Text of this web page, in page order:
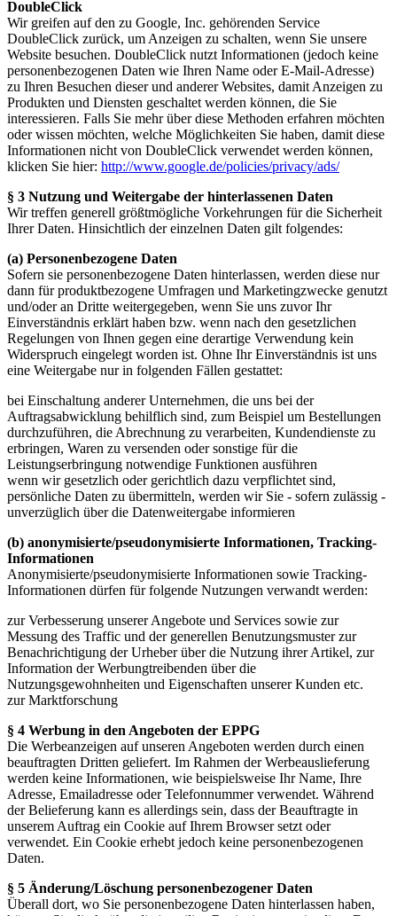
DoubleClick
Wir greifen auf den zu Google, Inc. gehörenden Service
DoubleClick zurück, um Anzeigen zu schalten, wenn Sie unsere
Website besuchen. DoubleClick nutzt Informationen (jedoch keine
personenbezogenen Daten wie Ihren Name oder E-Mail-Adresse)
zu Ihren Besuchen dieser und anderer Websites, damit Anzeigen zu
Produkten und Diensten geschaltet werden können, die Sie
interessieren. Falls Sie mehr über diese Methoden erfahren möchten
oder wissen möchten, welche Möglichkeiten Sie haben, damit diese
Informationen nicht von DoubleClick verwendet werden können,
klicken Sie hier: http://www.google.de/policies/privacy/ads/
§ 3 Nutzung und Weitergabe der hinterlassenen Daten
Wir treffen generell größtmögliche Vorkehrungen für die Sicherheit
Ihrer Daten. Hinsichtlich der einzelnen Daten gilt folgendes:
(a) Personenbezogene Daten
Sofern sie personenbezogene Daten hinterlassen, werden diese nur
dann für produktbezogene Umfragen und Marketingzwecke genutzt
und/oder an Dritte weitergegeben, wenn Sie uns zuvor Ihr
Einverständnis erklärt haben bzw. wenn nach den gesetzlichen
Regelungen von Ihnen gegen eine derartige Verwendung kein
Widerspruch eingelegt worden ist. Ohne Ihr Einverständnis ist uns
eine Weitergabe nur in folgenden Fällen gestattet:
bei Einschaltung anderer Unternehmen, die uns bei der
Auftragsabwicklung behilflich sind, zum Beispiel um Bestellungen
durchzuführen, die Abrechnung zu verarbeiten, Kundendienste zu
erbringen, Waren zu versenden oder sonstige für die
Leistungserbringung notwendige Funktionen ausführen
wenn wir gesetzlich oder gerichtlich dazu verpflichtet sind,
persönliche Daten zu übermitteln, werden wir Sie - sofern zulässig -
unverzüglich über die Datenweitergabe informieren
(b) anonymisierte/pseudonymisierte Informationen, Tracking-
Informationen
Anonymisierte/pseudonymisierte Informationen sowie Tracking-
Informationen dürfen für folgende Nutzungen verwandt werden:
zur Verbesserung unserer Angebote und Services sowie zur
Messung des Traffic und der generellen Benutzungsmuster zur
Benachrichtigung der Urheber über die Nutzung ihrer Artikel, zur
Information der Werbungtreibenden über die
Nutzungsgewohnheiten und Eigenschaften unserer Kunden etc.
zur Marktforschung
§ 4 Werbung in den Angeboten der EPPG
Die Werbeanzeigen auf unseren Angeboten werden durch einen
beauftragten Dritten geliefert. Im Rahmen der Werbeauslieferung
werden keine Informationen, wie beispielsweise Ihr Name, Ihre
Adresse, Emailadresse oder Telefonnummer verwendet. Während
der Belieferung kann es allerdings sein, dass der Beauftragte in
unserem Auftrag ein Cookie auf Ihrem Browser setzt oder
verwendet. Ein Cookie erhebt jedoch keine personenbezogenen
Daten.
§ 5 Änderung/Löschung personenbezogener Daten
Überall dort, wo Sie personenbezogene Daten hinterlassen haben,